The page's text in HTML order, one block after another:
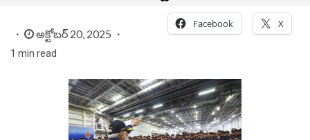
అక్టోబర్ 20, 2025
1 min read
Facebook X